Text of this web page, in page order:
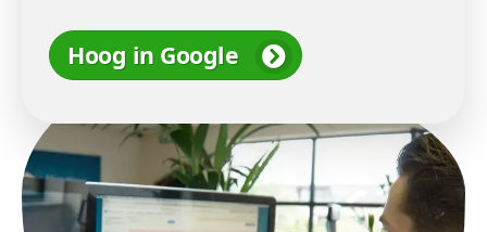
Hoog in Google